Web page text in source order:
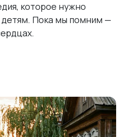
которое нужно
детям. Пока мы помним —